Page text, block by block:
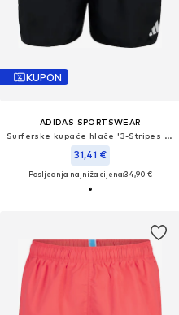
KUPON
ADIDAS SPORTSWEAR
Surferske kupaće hlače '3-Stripes 3-Inch'
31,41 €
Posljednja najniža cijena:34,90 €